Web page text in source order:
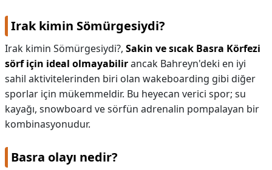
Irak kimin Sömürgesiydi?
Irak kimin Sömürgesiydi?, Sakin ve sıcak Basra Körfezi
sörf için ideal olmayabilirancak Bahreyn'deki en iyi
sahil aktivitelerinden biri olan wakeboarding gibi diğer
sporlar için mükemmeldir. Bu heyecan verici spor; su
kayağı, snowboard ve sörfün adrenalin pompalayan bir
kombinasyonudur.
Basra olayı nedir?